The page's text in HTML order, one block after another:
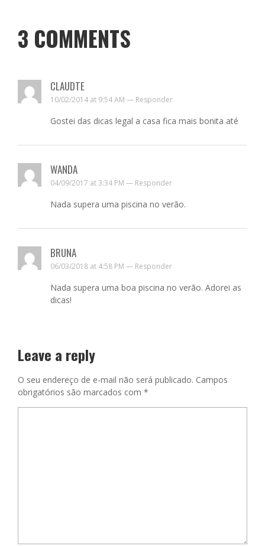
3 COMMENTS
CLAUDTE
10/02/2014 at 9:54 AM — Responder
Gostei das dicas legal a casa fica mais bonita até
WANDA
04/09/2017 at 3:34 PM — Responder
Nada supera uma piscina no verão.
BRUNA
06/03/2018 at 4:58 PM — Responder
Nada supera uma boa piscina no verão. Adorei as
dicas!
Leave a reply
O seu endereço de e-mail não será publicado. Campos
obrigatórios são marcados com *